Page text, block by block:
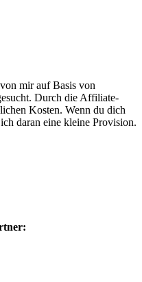
mir auf Basis von
Durch die Affiliate-
Kosten. Wenn du dich
daran eine kleine Provision.